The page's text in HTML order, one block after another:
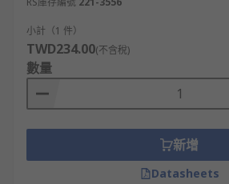
小計（1 件）
TWD234.00(不含稅)
數量
新增
Datasheets